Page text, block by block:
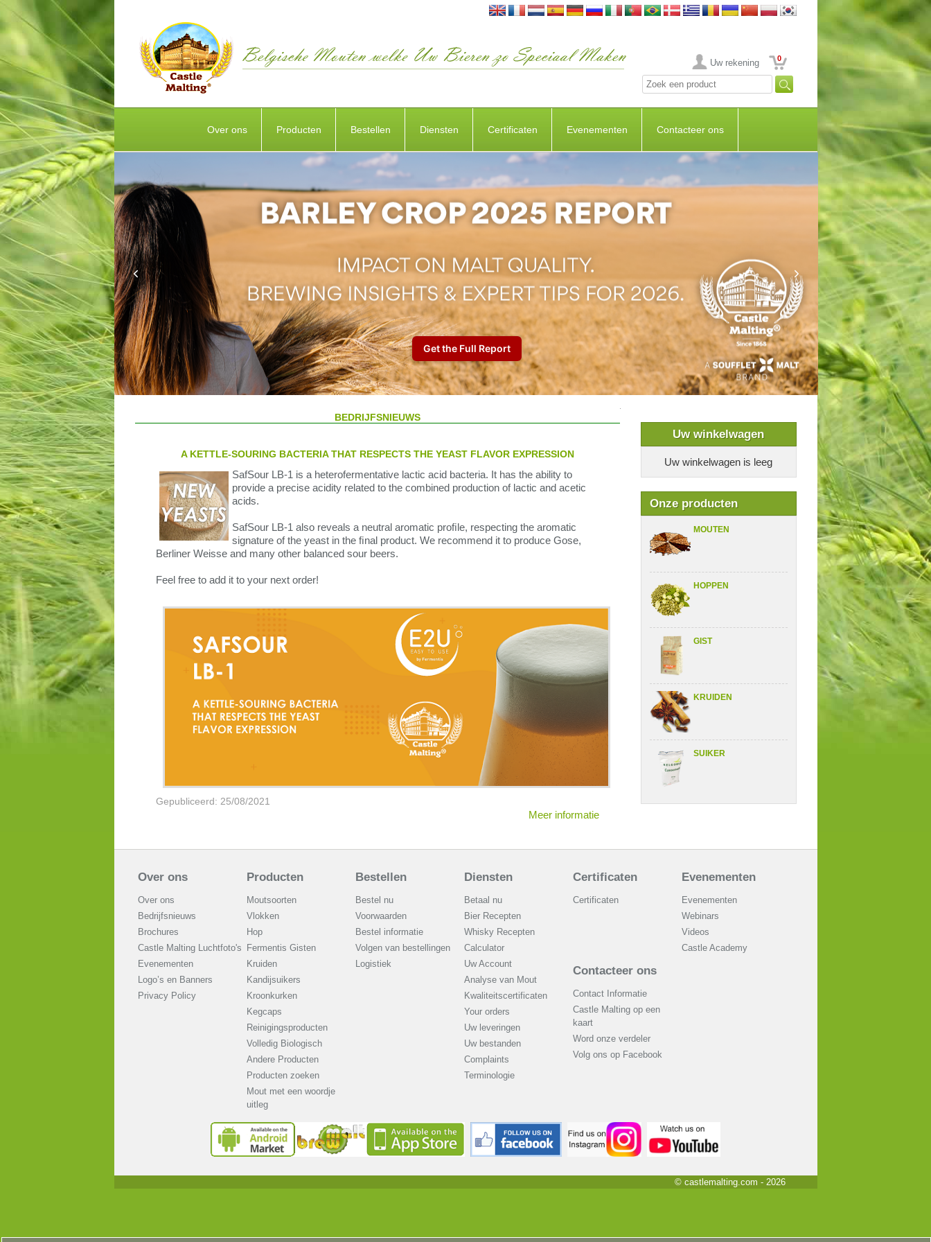
Uw rekening 0
Over ons Producten Bestellen Diensten Certificaten Evenementen Contacteer ons
Uw winkelwagen
Uw winkelwagen is leeg
Onze producten
MOUTEN
HOPPEN
GIST
KRUIDEN
SUIKER
BEDRIJFSNIEUWS
A KETTLE-SOURING BACTERIA THAT RESPECTS THE YEAST FLAVOR EXPRESSION
SafSour LB-1 is a heterofermentative lactic acid bacteria. It has the ability to
provide a precise acidity related to the combined production of lactic and acetic
acids.
SafSour LB-1 also reveals a neutral aromatic proﬁle, respecting the aromatic
signature of the yeast in the ﬁnal product. We recommend it to produce Gose,
Berliner Weisse and many other balanced sour beers.
Feel free to add it to your next order!
Gepubliceerd: 25/08/2021
Meer informatie
Over ons
Over ons
Bedrijfsnieuws
Brochures
Castle Malting Luchtfoto's
Evenementen
Logo’s en Banners
Privacy Policy
Producten
Moutsoorten
Vlokken
Hop
Fermentis Gisten
Kruiden
Kandijsuikers
Kroonkurken
Kegcaps
Reinigingsproducten
Volledig Biologisch
Andere Producten
Producten zoeken
Mout met een woordje
uitleg
Bestellen
Bestel nu
Voorwaarden
Bestel informatie
Volgen van bestellingen
Logistiek
Diensten
Betaal nu
Bier Recepten
Whisky Recepten
Calculator
Uw Account
Analyse van Mout
Kwaliteitscertificaten
Your orders
Uw leveringen
Uw bestanden
Complaints
Terminologie
Certificaten
Certificaten
Evenementen
Evenementen
Webinars
Videos
Castle Academy
Contacteer ons
Contact Informatie
Castle Malting op een
kaart
Word onze verdeler
Volg ons op Facebook
© castlemalting.com - 2026